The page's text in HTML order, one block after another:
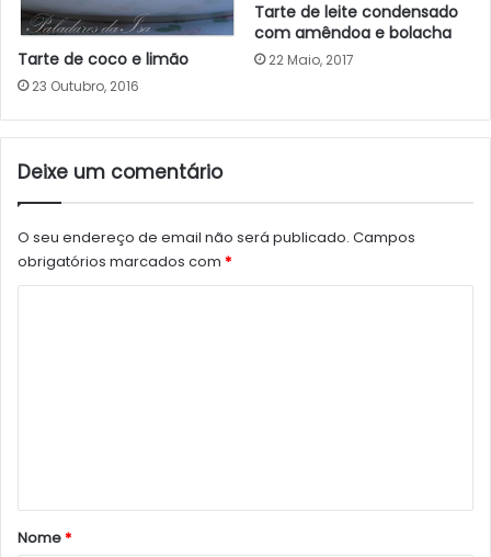
Tarte de coco e limão
23 Outubro, 2016
Tarte de leite condensado
com amêndoa e bolacha
22 Maio, 2017
Deixe um comentário
O seu endereço de email não será publicado. Campos
obrigatórios marcados com *
r
Nome*